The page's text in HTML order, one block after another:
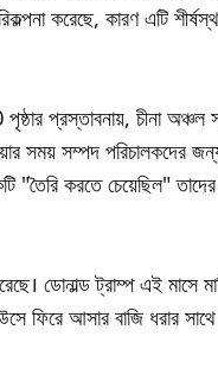
করেছে, কারণ এটি
প্রস্তাবনায়, চীনা অঞ্চল
সময় সম্পদ পরিচালকদের
"তৈরি করতে চেয়েছিল"
ডোনাল্ড ট্রাম্প এই মাসে
ফিরে আসার বাজি ধরার